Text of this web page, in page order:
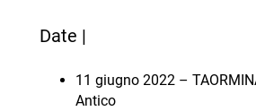
Date |
11 giugno 2022 –
Antico